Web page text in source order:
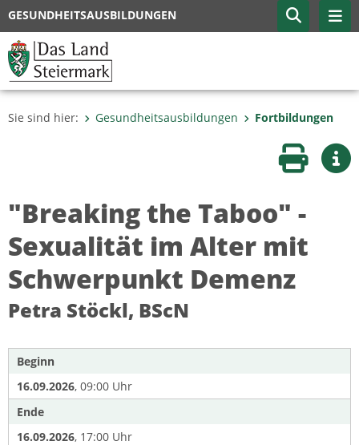
GESUNDHEITSAUSBILDUNGEN
Sie sind hier: Gesundheitsausbildungen Fortbildungen
Seite
"Breaking the Taboo" -
Sexualität im Alter mit
Schwerpunkt Demenz
Petra Stöckl, BScN
Beginn
16.09.2026, 09:00 Uhr
Ende
16.09.2026, 17:00 Uhr